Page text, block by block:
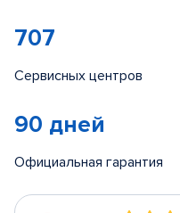
707
Сервисных центров
90 дней
Официальная гарантия